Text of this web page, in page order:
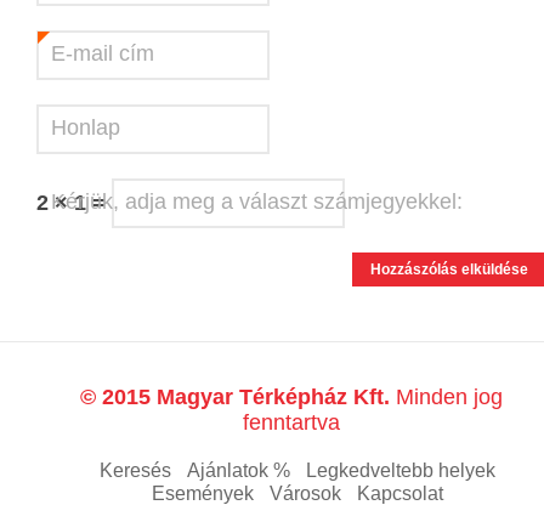
E-mail cím
Honlap
Kérjük, adja meg a választ számjegyekkel:
2 × 1 =
© 2015 Magyar Térképház Kft. Minden jog
fenntartva
Keresés Ajánlatok %
Legkedveltebb helyek
Események
Városok Kapcsolat